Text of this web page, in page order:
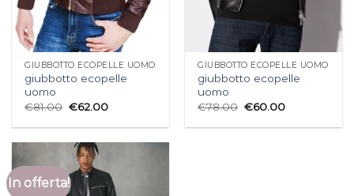
GIUBBOTTO ECOPELLE UOMO
giubbotto ecopelle
uomo
€81.00 €62.00
GIUBBOTTO ECOPELLE UOMO
giubbotto ecopelle
uomo
€78.00 €60.00
In offerta!